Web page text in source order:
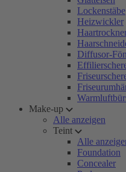
Lockenstäbe
Heizwickler
Diffusor-Fön
Make-up
Alle anzeigen
Teint
Alle
Foundation
Concealer